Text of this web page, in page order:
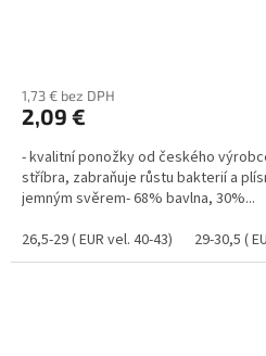
1,73 € bez DPH
2,09 €
- kvalitní ponožky od českého
stříbra, zabraňuje růstu bakterií a
jemným svěrem- 68% bavlna, 30%...
26,5-29 ( EUR vel. 40-43)
29-30,5 (